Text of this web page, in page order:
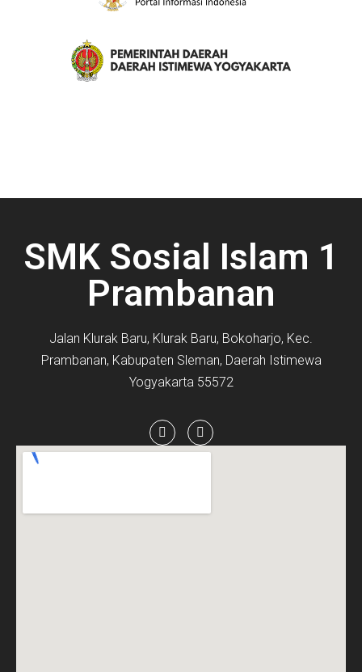
SMK Sosial Islam 1
Prambanan
Jalan Klurak Baru, Klurak Baru, Bokoharjo, Kec.
Prambanan, Kabupaten Sleman, Daerah Istimewa
Yogyakarta 55572